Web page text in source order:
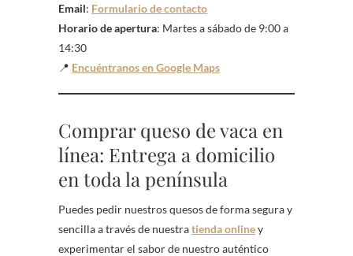
Email: Formulario de contacto
Horario de apertura: Martes a sábado de 9:00 a
14:30
📍 Encuéntranos en Google Maps
Comprar queso de vaca en
línea: Entrega a domicilio
en toda la península
Puedes pedir nuestros quesos de forma segura y
sencilla a través de nuestratienda onliney
experimentar el sabor de nuestro auténtico